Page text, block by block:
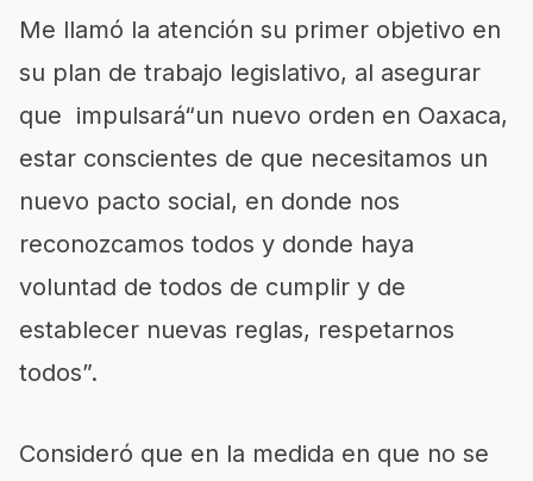
Me llamó la atención su primer objetivo en
su plan de trabajo legislativo, al asegurar
que impulsará“un nuevo orden en Oaxaca,
estar conscientes de que necesitamos un
nuevo pacto social, en donde nos
reconozcamos todos y donde haya
voluntad de todos de cumplir y de
establecer nuevas reglas, respetarnos
todos”.
Consideró que en la medida en que no se